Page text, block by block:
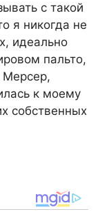
с такой
я никогда не
идеально
пальто,
Мерсер,
к моему
собственных